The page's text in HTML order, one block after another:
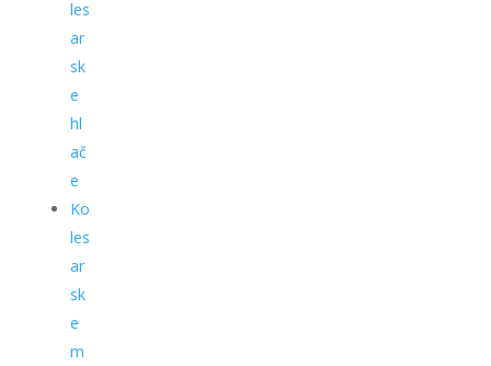
les
ar
sk
e
hl
ač
e
Ko
les
ar
sk
e
m